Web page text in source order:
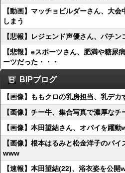
【動画】マッチョビルダーさん、大
しまう
【悲報】レジェンド声優さん、パチ
【悲報】eスポーツさん、肥満や糖尿
ーツだった・・・
BIPブログ
【画像】ももクロの乳房担当、乳デ
【画像】チー牛、集合写真で濃厚なチ
【画像】本田望結さん、オパイを躍
【画像】根本はるみと松金洋子のパ
www
【速報】本田望結(22)、浴衣姿を公